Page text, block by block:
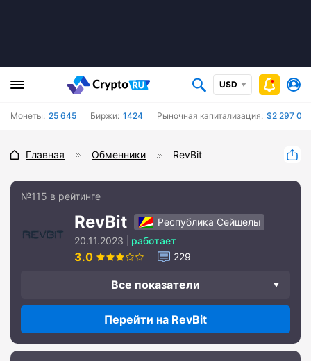
USD
Монеты: 25 645 Биржи: 1424 Рыночная капитализация: $2 297
Главная Обменники RevBit
№115 в рейтинге
RevBit
Республика Сейшелы
20.11.2023
работает
3.0 229
Все показатели
Перейти на RevBit